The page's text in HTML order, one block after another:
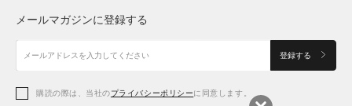
アクセサリー
アクセサリー
シューズ
アクセサリー
シューズ
メールマガジンに登録する
登録する
購読の際は、当社のプライバシーポリシーに同意します。